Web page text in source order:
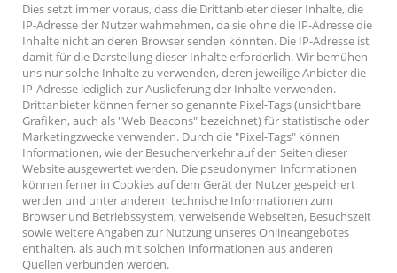
Dies setzt immer voraus, dass die Drittanbieter dieser Inhalte, die
IP-Adresse der Nutzer wahrnehmen, da sie ohne die IP-Adresse die
Inhalte nicht an deren Browser senden könnten. Die IP-Adresse ist
damit für die Darstellung dieser Inhalte erforderlich. Wir bemühen
uns nur solche Inhalte zu verwenden, deren jeweilige Anbieter die
IP-Adresse lediglich zur Auslieferung der Inhalte verwenden.
Drittanbieter können ferner so genannte Pixel-Tags (unsichtbare
Grafiken, auch als "Web Beacons" bezeichnet) für statistische oder
Marketingzwecke verwenden. Durch die "Pixel-Tags" können
Informationen, wie der Besucherverkehr auf den Seiten dieser
Website ausgewertet werden. Die pseudonymen Informationen
können ferner in Cookies auf dem Gerät der Nutzer gespeichert
werden und unter anderem technische Informationen zum
Browser und Betriebssystem, verweisende Webseiten, Besuchszeit
sowie weitere Angaben zur Nutzung unseres Onlineangebotes
enthalten, als auch mit solchen Informationen aus anderen
Quellen verbunden werden.